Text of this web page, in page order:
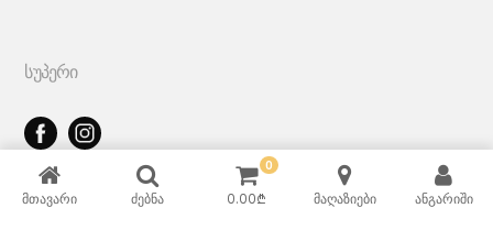
ᲡᲣᲞᲔᲠᲘ
ᲡᲐᲗᲐᲛᲐᲨᲝᲔᲑᲘ
მთავარი
ძებნა
0
0.00₾ მაღაზიები ანგარიში